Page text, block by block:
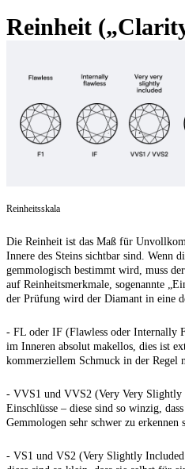
Reinheit
Reinheitsskala
Die Reinheit ist das Maß für
Innere des Steins sichtbar sind. Wenn
gemmologisch bestimmt wird, muss
auf Reinheitsmerkmale, sogenannte
der Prüfung wird der Diamant in eine
- FL oder IF (Flawless oder Internally
im Inneren absolut makellos, dies ist
kommerziellem Schmuck in der Regel
- VVS1 und VVS2 (Very Very Slightly
Einschlüsse – diese sind so winzig,
Gemmologen sehr schwer zu erkennen
- VS1 und VS2 (Very Slightly